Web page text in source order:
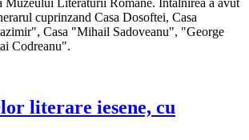
cuprinzand Casa Dosoftei, Casa
Casa "Mihail Sadoveanu", "George
Codreanu".
literare iesene, cu